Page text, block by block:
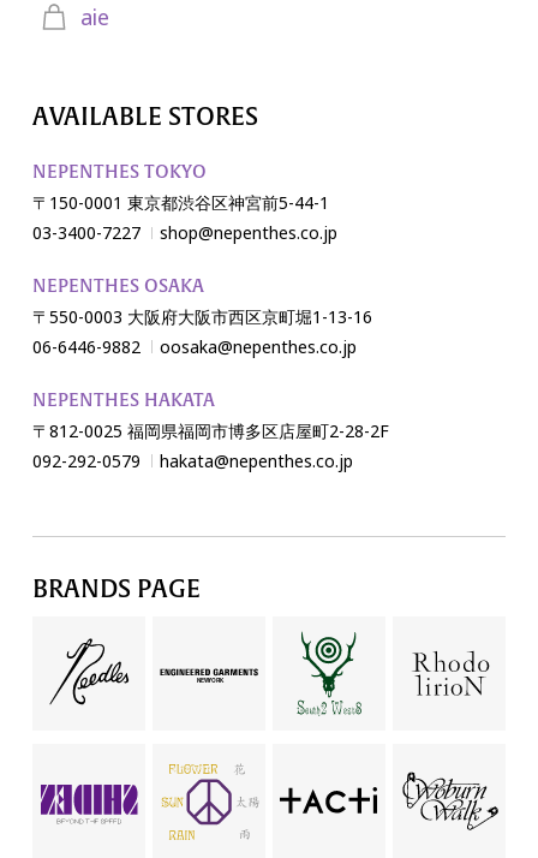
aie
AVAILABLE STORES
NEPENTHES TOKYO
〒150-0001 東京都渋谷区神宮前5-44-1
03-3400-7227
shop@nepenthes.co.jp
NEPENTHES OSAKA
〒550-0003 大阪府大阪市西区京町堀1-13-16
06-6446-9882
oosaka@nepenthes.co.jp
NEPENTHES HAKATA
〒812-0025 福岡県福岡市博多区店屋町2-28-2F
092-292-0579
hakata@nepenthes.co.jp
BRANDS PAGE